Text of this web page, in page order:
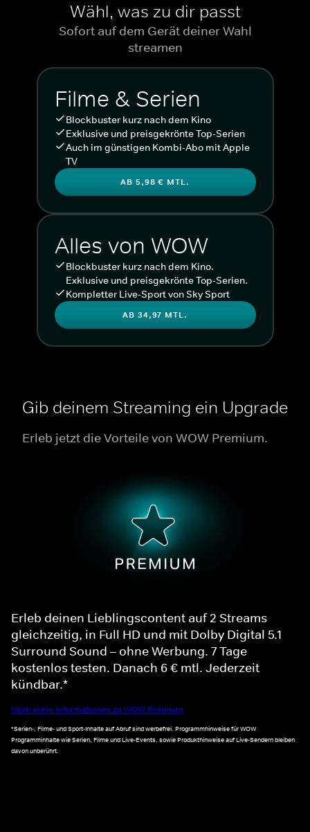
Wähl, was zu dir passt
Sofort auf dem Gerät deiner Wahl
streamen
Filme & Serien
Blockbuster kurz nach dem Kino
Exklusive und preisgekrönte Top-Serien
Auch im günstigen Kombi-Abo mit Apple
TV
AB 5,98 € MTL.
Alles von WOW
Blockbuster kurz nach dem Kino.
Exklusive und preisgekrönte Top-Serien.
Kompletter Live-Sport von Sky Sport
AB 34,97 MTL.
Gib deinem Streaming ein Upgrade
Erleb jetzt die Vorteile von WOW Premium.
Erleb deinen Lieblingscontent auf 2 Streams
gleichzeitig, in Full HD und mit Dolby Digital 5.1
Surround Sound – ohne Werbung. 7 Tage
kostenlos testen. Danach 6 € mtl. Jederzeit
kündbar.*
Noch mehr Informationen zu WOW Premium
*Serien-, Filme- und Sport-Inhalte auf Abruf sind werbefrei. Programmhinweise für WOW
Programminhalte wie Serien, Filme und Live-Events, sowie Produkthinweise auf Live-Sendern bleiben
davon unberührt.